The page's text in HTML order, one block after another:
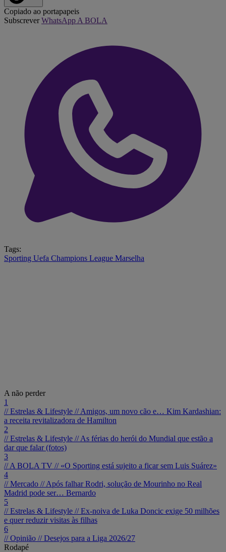
Copiado ao portapapeis
SubscreverWhatsApp A BOLA
Tags:
Sporting Uefa Champions League Marselha
A não perder
1
// Estrelas & Lifestyle //Amigos, um novo cão e… Kim Kardashian:
a receita revitalizadora de Hamilton
2
// Estrelas & Lifestyle //As férias do herói do Mundial que estão a
dar que falar (fotos)
3
// A BOLA TV // «O Sporting está sujeito a ficar sem Luis Suárez»
4
// Mercado //Após falhar Rodri, solução de Mourinho no Real
Madrid pode ser… Bernardo
5
// Estrelas & Lifestyle //Ex-noiva de Luka Doncic exige 50 milhões
e quer reduzir visitas às filhas
6
// Opinião //Desejos para a Liga 2026/27
Rodapé